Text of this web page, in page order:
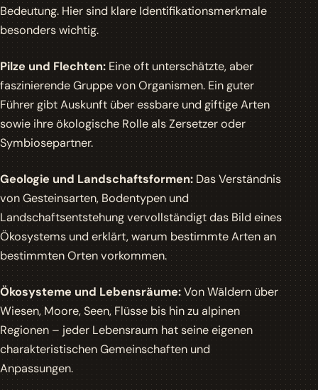
Bedeutung. Hier sind klare Identifikationsmerkmale
besonders wichtig.
Pilze und Flechten:Eine oft unterschätzte, aber
faszinierende Gruppe von Organismen. Ein guter
Führer gibt Auskunft über essbare und giftige Arten
sowie ihre ökologische Rolle als Zersetzer oder
Symbiosepartner.
Geologie und Landschaftsformen:Das Verständnis
von Gesteinsarten, Bodentypen und
Landschaftsentstehung vervollständigt das Bild eines
Ökosystems und erklärt, warum bestimmte Arten an
bestimmten Orten vorkommen.
Ökosysteme und Lebensräume:Von Wäldern über
Wiesen, Moore, Seen, Flüsse bis hin zu alpinen
Regionen – jeder Lebensraum hat seine eigenen
charakteristischen Gemeinschaften und
Anpassungen.